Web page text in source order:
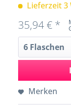
Lieferzeit 3
35,94 € *
Merken